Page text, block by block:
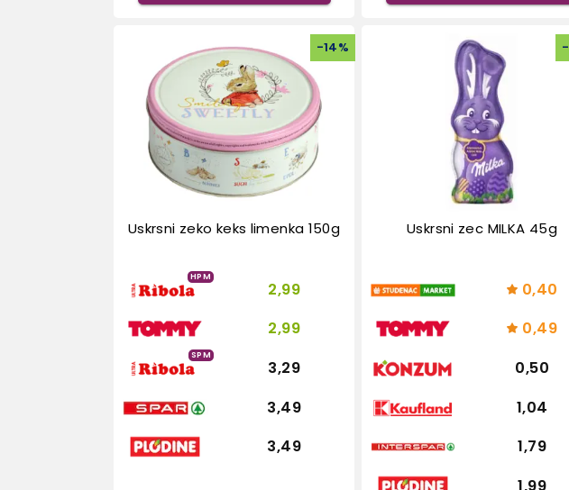
-14%
Uskrsni zeko keks limenka 150g
HPM
2,99
2,99
SPM
3,29
3,49
3,49
-
Uskrsni zec MILKA 45g
0,40
0,49
0,50
1,04
1,79
1,99